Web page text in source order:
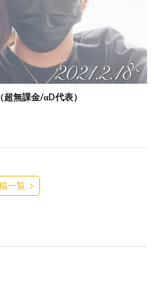
無課金/αD代表）
一覧